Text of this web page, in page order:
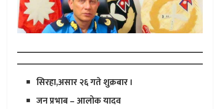
सिरहा,असार २६ गते शुक्रबार ।
जन प्रभाब – आलोक यादव